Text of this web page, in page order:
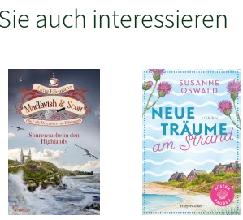
auch interessieren